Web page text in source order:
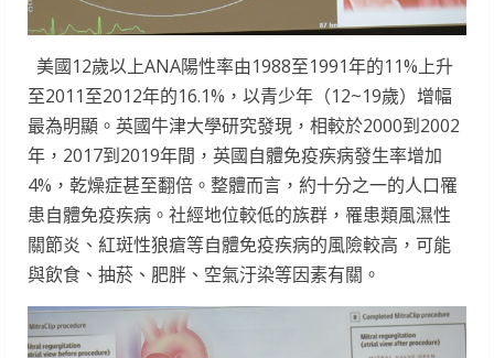
美國12歲以上ANA陽性率由1988至1991年的11%上升
至2011至2012年的16.1%，以青少年（12~19歲）增幅
最為明顯。英國牛津大學研究發現，相較於2000到2002
年，2017到2019年間，英國自體免疫疾病發生率增加
4%，乾燥症甚至翻倍。整體而言，約十分之一的人口罹
患自體免疫疾病。社經地位較低的族群，罹患類風濕性
關節炎、紅斑性狼瘡等自體免疫疾病的風險較高，可能
與飲食、抽菸、肥胖、空氣汙染等因素有關。